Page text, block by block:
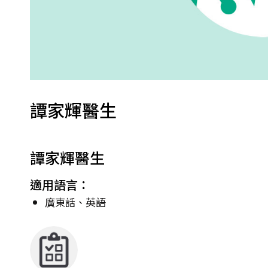
譚家輝醫生
譚家輝醫生
適用語言：
廣東話、英語